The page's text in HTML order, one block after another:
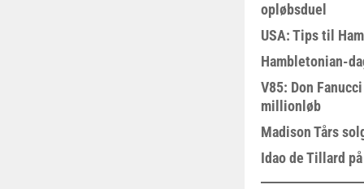
opløbsduel
USA: Tips til
Hambletonian-
V85: Don
millionløb
Madison Tårs
Idao de Tillard